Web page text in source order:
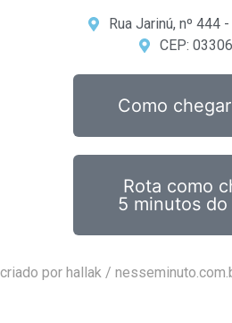
Rua Jarinú, nº 444
CEP:
Como
Rota como
5 minutos
criado por hallak /